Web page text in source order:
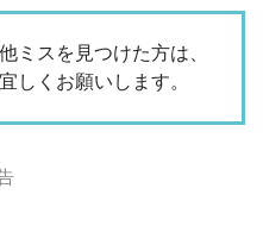
ミスを見つけた方は、
しくお願いします。